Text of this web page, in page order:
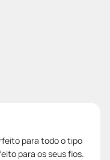
para todo o tipo
para os seus fios.